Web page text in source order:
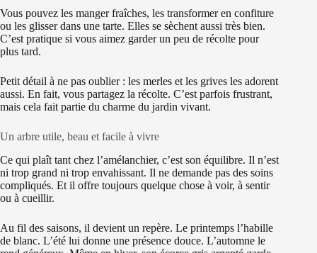
Vous pouvez les manger fraîches, les transformer en confiture
ou les glisser dans une tarte. Elles se sèchent aussi très bien.
C’est pratique si vous aimez garder un peu de récolte pour
plus tard.
Petit détail à ne pas oublier : les merles et les grives les adorent
aussi. En fait, vous partagez la récolte. C’est parfois frustrant,
mais cela fait partie du charme du jardin vivant.
Un arbre utile, beau et facile à vivre
Ce qui plaît tant chez l’amélanchier, c’est son équilibre. Il n’est
ni trop grand ni trop envahissant. Il ne demande pas des soins
compliqués. Et il offre toujours quelque chose à voir, à sentir
ou à cueillir.
Au fil des saisons, il devient un repère. Le printemps l’habille
de blanc. L’été lui donne une présence douce. L’automne le